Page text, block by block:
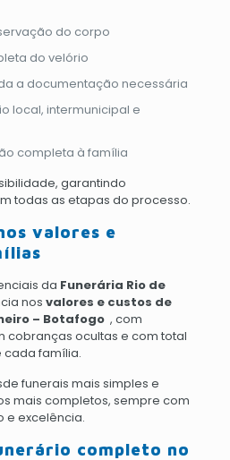
do corpo
do velório
a documentação necessária
local, intermunicipal e
completa à família
garantindo
todas as etapas do processo.
valores e
da Funerária Rio de
nos valores e custos de
– Botafogo , com
cobranças ocultas e com total
família.
funerais mais simples e
mais completos, sempre com
e excelência.
completo no